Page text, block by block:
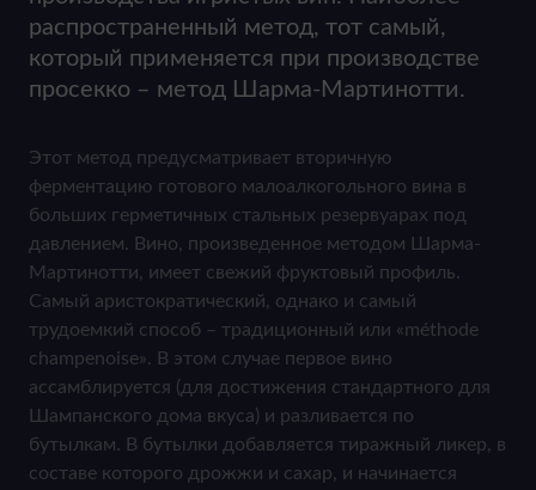
распространенный метод, тот самый,
который применяется при производстве
просекко – метод Шарма-Мартинотти.
Этот метод предусматривает вторичную
ферментацию готового малоалкогольного вина в
больших герметичных стальных резервуарах под
давлением. Вино, произведенное методом Шарма-
Мартинотти, имеет свежий фруктовый профиль.
Самый аристократический, однако и самый
трудоемкий способ – традиционный или «méthode
champenoise». В этом случае первое вино
ассамблируется (для достижения стандартного для
Шампанского дома вкуса) и разливается по
бутылкам. В бутылки добавляется тиражный ликер, в
составе которого дрожжи и сахар, и начинается